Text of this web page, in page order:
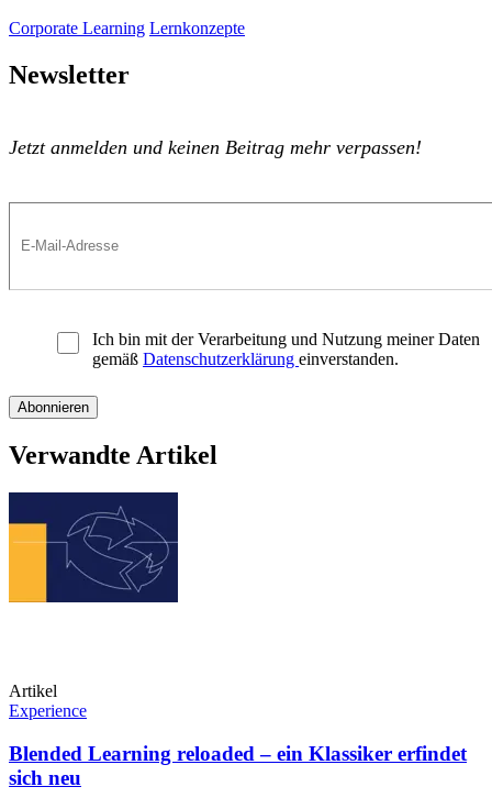
Corporate Learning Lernkonzepte
Newsletter
Jetzt anmelden und keinen Beitrag mehr verpassen!
Ich bin mit der Verarbeitung und Nutzung meiner Daten
gemäß Datenschutzerklärung einverstanden.
Verwandte Artikel
Artikel
Experience
Blended Learning reloaded – ein Klassiker erfindet
sich neu